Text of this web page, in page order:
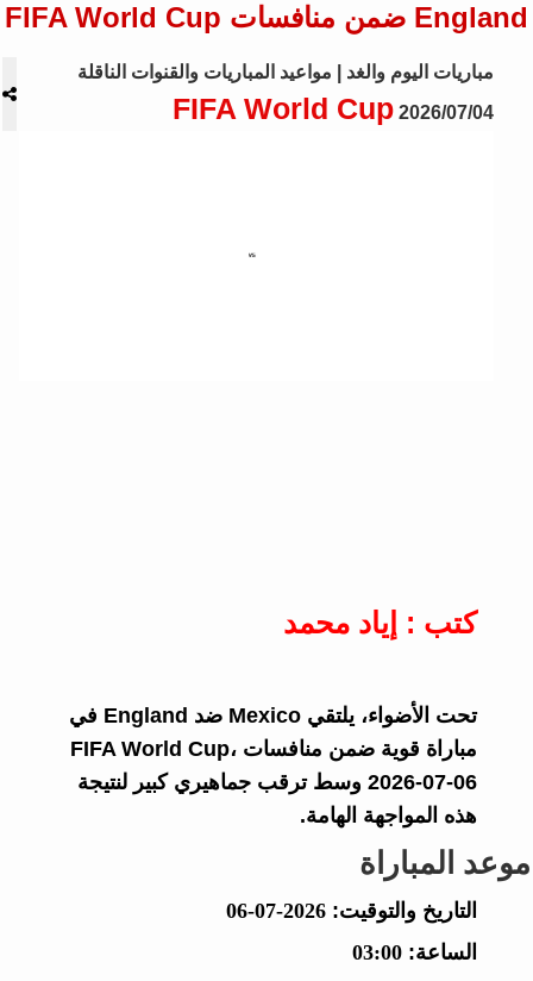
England ضمن منافسات FIFA World Cup
مباريات اليوم والغد | مواعيد المباريات والقنوات الناقلة
FIFA World Cup 2026/07/04
كتب : إياد محمد
تحت الأضواء، يلتقي Mexico ضد England في
مباراة قوية ضمن منافسات FIFA World Cup،
2026-07-06 وسط ترقب جماهيري كبير لنتيجة
هذه المواجهة الهامة.
موعد المباراة
التاريخ والتوقيت: 2026-07-06
الساعة: 03:00